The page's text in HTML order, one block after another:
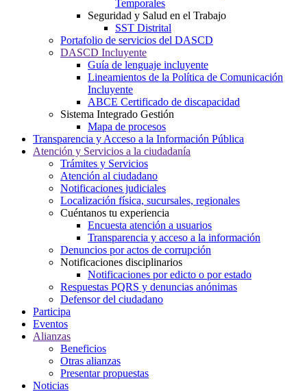
Temporales
Seguridad y Salud en el Trabajo
SST Distrital
Portafolio de servicios del DASCD
DASCD Incluyente
Guía de lenguaje incluyente
Lineamientos de la Política de Comunicación
Incluyente
ABCE Certificado de discapacidad
Sistema Integrado Gestión
Mapa de procesos
Transparencia y Acceso a la Información Pública
Atención y Servicios a la ciudadanía
Trámites y Servicios
Atención al ciudadano
Notificaciones judiciales
Localización física, sucursales, regionales
Cuéntanos tu experiencia
Encuesta atención a usuarios
Transparencia y acceso a la información
Denuncios por actos de corrupción
Notificaciones disciplinarios
Notificaciones por edicto o por estado
Respuestas PQRS y denuncias anónimas
Defensor del ciudadano
Participa
Eventos
Alianzas
Beneficios
Otras alianzas
Presentar propuestas
Noticias